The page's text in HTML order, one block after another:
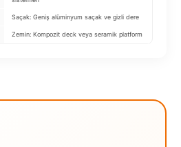
Saçak: Geniş alüminyum saçak ve gizli dere
Zemin: Kompozit deck veya seramik platform